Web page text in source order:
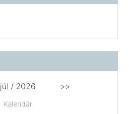
Kalendár
júl / 2026 >>